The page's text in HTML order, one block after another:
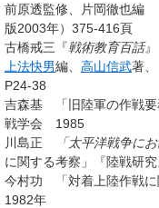
前原透監修、片岡徹也編
版2003年）375-416頁
古橋戒三『戦術教育百話
上法快男編、 高山信武著
P24-38
吉森基 「旧陸軍の作戦
戦学会 1985
川島正
「太平洋戦争に
に関する考察」『陸戦研
今村功 「対着上陸作戦に
1982年